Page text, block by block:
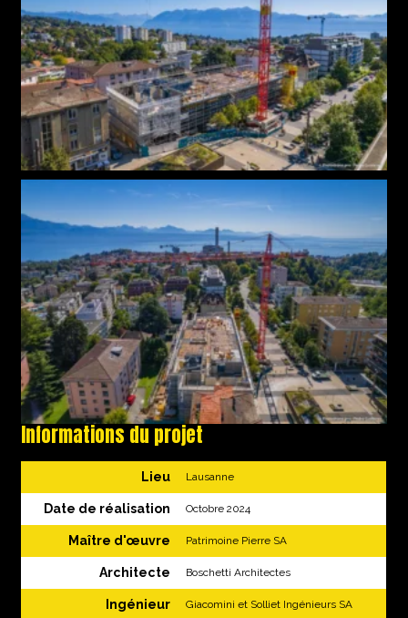
Informations du projet
Lieu Lausanne
Date de réalisation Octobre 2024
Maître d'œuvre Patrimoine Pierre SA
Architecte Boschetti Architectes
Ingénieur Giacomini et Solliet Ingénieurs SA